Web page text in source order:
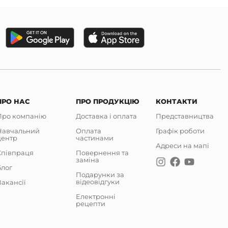
НАС
компанію
ПРО ПРОДУКЦІЮ
Доставка і оплата
Оплата
частинами
Повернення та
заміна
Подарунки за
відеовідгуки
Електронні
рецепти
КОНТАКТИ
Представництва
Графік роботи
Адреси на мапі